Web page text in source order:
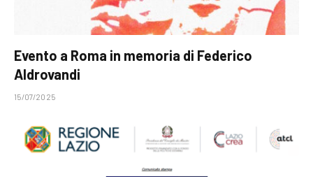
Evento a Roma in memoria di Federico
Aldrovandi
15/07/2025